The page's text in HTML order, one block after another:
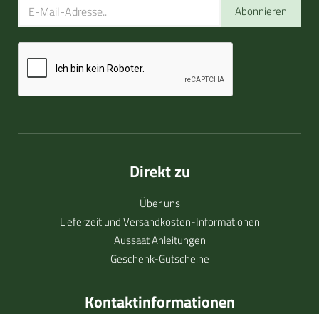
Abonnieren
Direkt zu
Über uns
Lieferzeit und Versandkosten-Informationen
Aussaat Anleitungen
Geschenk-Gutscheine
Kontaktinformationen